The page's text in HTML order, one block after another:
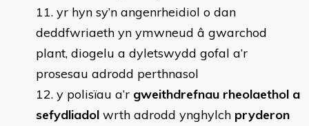
yr hyn sy’n angenrheidiol o dan
deddfwriaeth yn ymwneud â gwarchod
plant, diogelu a dyletswydd gofal a’r
prosesau adrodd perthnasol
y polisïau a’r gweithdrefnau rheolaethol a
sefydliadol wrth adrodd ynghylch pryderon